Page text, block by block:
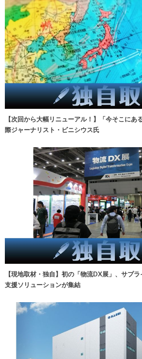
【次回から大幅リニューアル！】「今そこに
際ジャーナリスト・ビニシウス氏
【現地取材・独自】初の「物流DX展」、サプ
支援ソリューションが集結